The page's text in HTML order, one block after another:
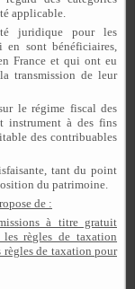
applicable.
juridique pour les
sont bénéficiaires,
France et qui ont eu
transmission de leur
le régime fiscal des
instrument à des fins
des contribuables
tant du point
du patrimoine.
de :
à titre gratuit
règles de taxation
règles de taxation pour